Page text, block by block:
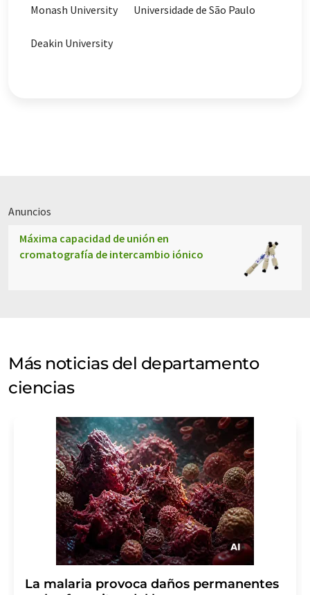
Monash University Universidade de São Paulo
Deakin University
Anuncios
Máxima capacidad de unión en
cromatografía de intercambio iónico
Más noticias del departamento
ciencias
La malaria provoca daños permanentes